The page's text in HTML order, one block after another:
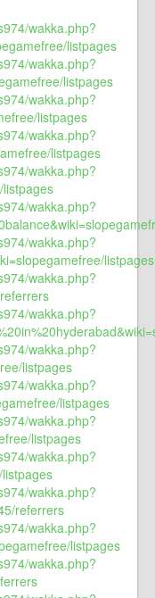
wakka.php?
listpages
wakka.php?
listpages
wakka.php?
listpages
wakka.php?
listpages
wakka.php?
wakka.php?
wakka.php?
listpages
wakka.php?
wakka.php?
wakka.php?
listpages
wakka.php?
listpages
wakka.php?
listpages
wakka.php?
wakka.php?
referrers
wakka.php?
listpages
wakka.php?